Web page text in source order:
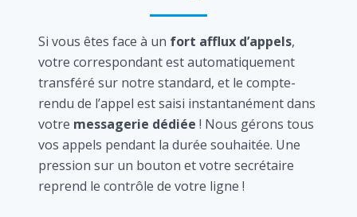
Si vous êtes face à un fort afflux d’appels,
votre correspondant est automatiquement
transféré sur notre standard, et le compte-
rendu de l’appel est saisi instantanément dans
votre messagerie dédiée ! Nous gérons tous
vos appels pendant la durée souhaitée. Une
pression sur un bouton et votre secrétaire
reprend le contrôle de votre ligne !